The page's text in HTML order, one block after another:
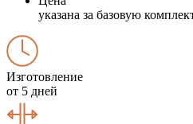
указана за базовую
Изготовление
от 5 дней